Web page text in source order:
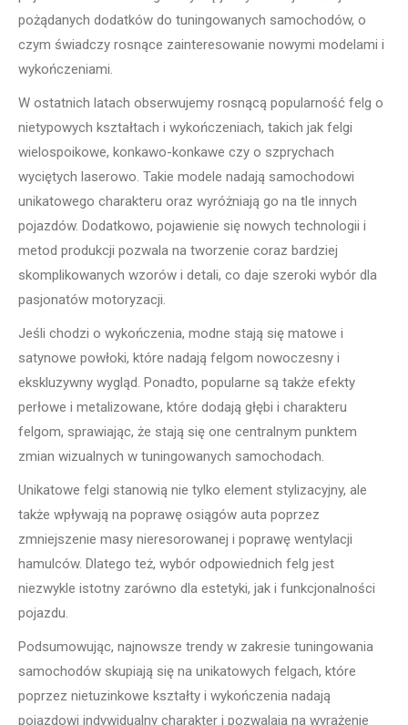
pożądanych dodatków do tuningowanych samochodów, o
czym świadczy rosnące zainteresowanie nowymi modelami i
wykończeniami.
W ostatnich latach obserwujemy rosnącą popularność felg o
nietypowych kształtach i wykończeniach, takich jak felgi
wielospoikowe, konkawo-konkawe czy o szprychach
wyciętych laserowo. Takie modele nadają samochodowi
unikatowego charakteru oraz wyróżniają go na tle innych
pojazdów. Dodatkowo, pojawienie się nowych technologii i
metod produkcji pozwala na tworzenie coraz bardziej
skomplikowanych wzorów i detali, co daje szeroki wybór dla
pasjonatów motoryzacji.
Jeśli chodzi o wykończenia, modne stają się matowe i
satynowe powłoki, które nadają felgom nowoczesny i
ekskluzywny wygląd. Ponadto, popularne są także efekty
perłowe i metalizowane, które dodają głębi i charakteru
felgom, sprawiając, że stają się one centralnym punktem
zmian wizualnych w tuningowanych samochodach.
Unikatowe felgi stanowią nie tylko element stylizacyjny, ale
także wpływają na poprawę osiągów auta poprzez
zmniejszenie masy nieresorowanej i poprawę wentylacji
hamulców. Dlatego też, wybór odpowiednich felg jest
niezwykle istotny zarówno dla estetyki, jak i funkcjonalności
pojazdu.
Podsumowując, najnowsze trendy w zakresie tuningowania
samochodów skupiają się na unikatowych felgach, które
poprzez nietuzinkowe kształty i wykończenia nadają
pojazdowi indywidualny charakter i pozwalają na wyrażenie